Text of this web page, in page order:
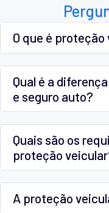
O que é proteção
Qual é a
e seguro auto?
Quais são os
proteção
A proteção